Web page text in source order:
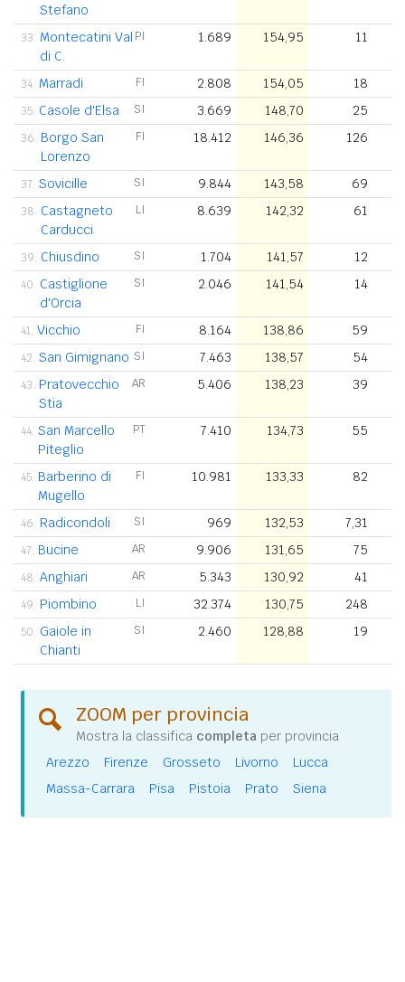
Stefano
33. Montecatini Val
di C.
PI 1.689 154,95 11
34. Marradi FI 2.808 154,05 18
35. Casole d'Elsa SI 3.669 148,70 25
36. Borgo San
Lorenzo
FI 18.412 146,36 126
37. Sovicille SI 9.844 143,58 69
38. Castagneto
Carducci
LI 8.639 142,32 61
39. Chiusdino SI 1.704 141,57 12
40. Castiglione
d'Orcia
SI 2.046 141,54 14
41. Vicchio FI 8.164 138,86 59
42. San Gimignano SI 7.463 138,57 54
43. Pratovecchio
Stia
AR 5.406 138,23 39
44. San Marcello
Piteglio
PT 7.410 134,73 55
45. Barberino di
Mugello
FI 10.981 133,33 82
46. Radicondoli SI 969 132,53 7,31
47. Bucine AR 9.906 131,65 75
48. Anghiari AR 5.343 130,92 41
49. Piombino LI 32.374 130,75 248
50. Gaiole in
Chianti
SI 2.460 128,88 19
ZOOM per provincia
Mostra la classifica completa per provincia
Arezzo
Firenze Grosseto Livorno
Lucca
Massa-Carrara
Pisa Pistoia Prato Siena